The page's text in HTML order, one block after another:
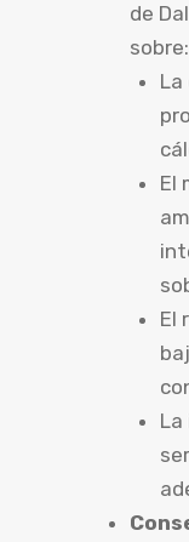
de
sobre:
La
El
El